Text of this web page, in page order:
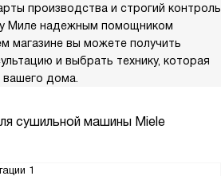
производства и строгий контроль
Миле надежным помощником
магазине вы можете получить
и выбрать технику, которая
дома.
сушильной машины Miele
1